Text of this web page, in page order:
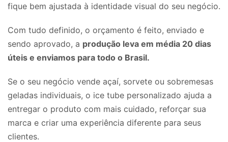
fique bem ajustada à identidade visual do seu negócio.
Com tudo definido, o orçamento é feito, enviado e
sendo aprovado, a produção leva em média 20 dias
úteis e enviamos para todo o Brasil.
Se o seu negócio vende açaí, sorvete ou sobremesas
geladas individuais, o ice tube personalizado ajuda a
entregar o produto com mais cuidado, reforçar sua
marca e criar uma experiência diferente para seus
clientes.